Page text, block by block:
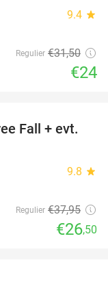
9.4 star
Regulier €31,50
€24
30%
Fall + evt.
9.8 star
Regulier €37,95
€26,50